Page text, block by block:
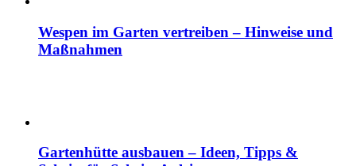
Wespen im Garten vertreiben – Hinweise und
Maßnahmen
Gartenhütte ausbauen – Ideen, Tipps &